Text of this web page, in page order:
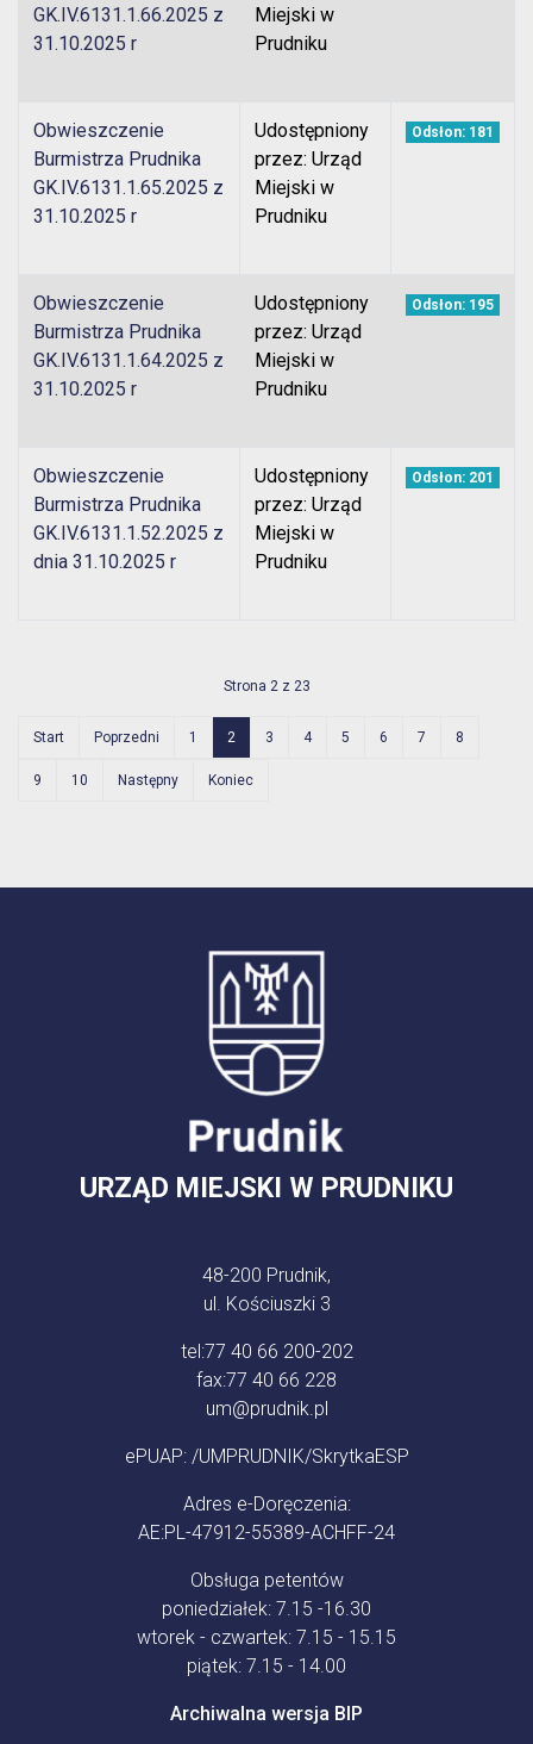
GK.IV.6131.1.66.2025 z
31.10.2025 r
Miejski w
Prudniku
Obwieszczenie
Burmistrza Prudnika
GK.IV.6131.1.65.2025 z
31.10.2025 r
Udostępniony
przez: Urząd
Miejski w
Prudniku
Odsłon: 181
Obwieszczenie
Burmistrza Prudnika
GK.IV.6131.1.64.2025 z
31.10.2025 r
Udostępniony
przez: Urząd
Miejski w
Prudniku
Odsłon: 195
Obwieszczenie
Burmistrza Prudnika
GK.IV.6131.1.52.2025 z
dnia 31.10.2025 r
Udostępniony
przez: Urząd
Miejski w
Prudniku
Odsłon: 201
Strona 2 z 23
Start Poprzedni 1 2 3 4 5 6 7 8
9 10 Następny Koniec
URZĄD MIEJSKI W PRUDNIKU
48-200 Prudnik,
ul. Kościuszki 3
tel:77 40 66 200-202
fax:77 40 66 228
um@prudnik.pl
ePUAP: /UMPRUDNIK/SkrytkaESP
Adres e-Doręczenia:
AE:PL-47912-55389-ACHFF-24
Obsługa petentów
poniedziałek: 7.15 -16.30
wtorek - czwartek: 7.15 - 15.15
piątek: 7.15 - 14.00
Archiwalna wersja BIP